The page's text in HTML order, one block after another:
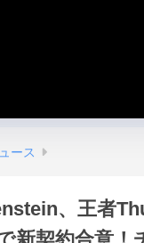
ース
、王者